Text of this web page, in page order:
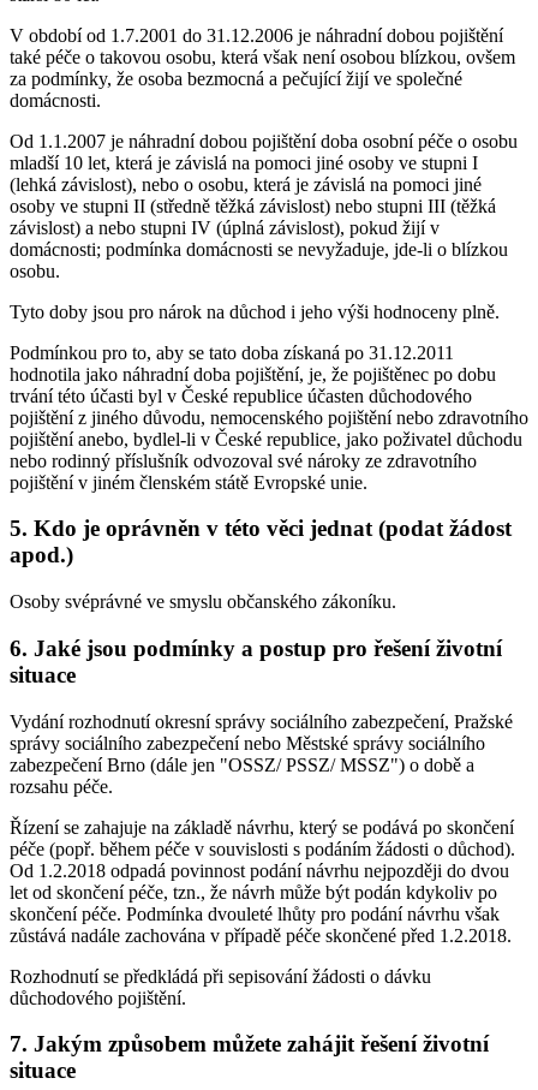
V období od 1.7.2001 do 31.12.2006 je náhradní dobou pojištění
také péče o takovou osobu, která však není osobou blízkou, ovšem
za podmínky, že osoba bezmocná a pečující žijí ve společné
domácnosti.
Od 1.1.2007 je náhradní dobou pojištění doba osobní péče o osobu
mladší 10 let, která je závislá na pomoci jiné osoby ve stupni I
(lehká závislost), nebo o osobu, která je závislá na pomoci jiné
osoby ve stupni II (středně těžká závislost) nebo stupni III (těžká
závislost) a nebo stupni IV (úplná závislost), pokud žijí v
domácnosti; podmínka domácnosti se nevyžaduje, jde-li o blízkou
osobu.
Tyto doby jsou pro nárok na důchod i jeho výši hodnoceny plně.
Podmínkou pro to, aby se tato doba získaná po 31.12.2011
hodnotila jako náhradní doba pojištění, je, že pojištěnec po dobu
trvání této účasti byl v České republice účasten důchodového
pojištění z jiného důvodu, nemocenského pojištění nebo zdravotního
pojištění anebo, bydlel-li v České republice, jako poživatel důchodu
nebo rodinný příslušník odvozoval své nároky ze zdravotního
pojištění v jiném členském státě Evropské unie.
5. Kdo je oprávněn v této věci jednat (podat žádost
apod.)
Osoby svéprávné ve smyslu občanského zákoníku.
6. Jaké jsou podmínky a postup pro řešení životní
situace
Vydání rozhodnutí okresní správy sociálního zabezpečení, Pražské
správy sociálního zabezpečení nebo Městské správy sociálního
zabezpečení Brno (dále jen "OSSZ/ PSSZ/ MSSZ") o době a
rozsahu péče.
Řízení se zahajuje na základě návrhu, který se podává po skončení
péče (popř. během péče v souvislosti s podáním žádosti o důchod).
Od 1.2.2018 odpadá povinnost podání návrhu nejpozději do dvou
let od skončení péče, tzn., že návrh může být podán kdykoliv po
skončení péče. Podmínka dvouleté lhůty pro podání návrhu však
zůstává nadále zachována v případě péče skončené před 1.2.2018.
Rozhodnutí se předkládá při sepisování žádosti o dávku
důchodového pojištění.
7. Jakým způsobem můžete zahájit řešení životní
situace